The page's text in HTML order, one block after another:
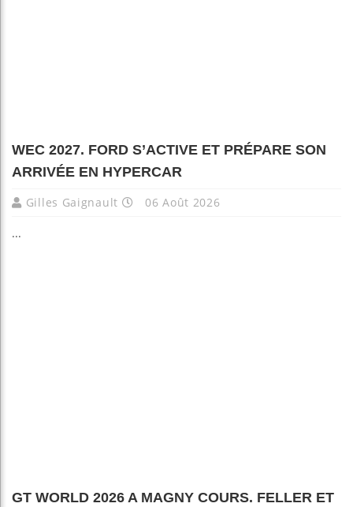
WEC 2027. FORD S’ACTIVE ET PRÉPARE SON
ARRIVÉE EN HYPERCAR
Gilles Gaignault 06 Août 2026
...
GT WORLD 2026 A MAGNY COURS. FELLER ET